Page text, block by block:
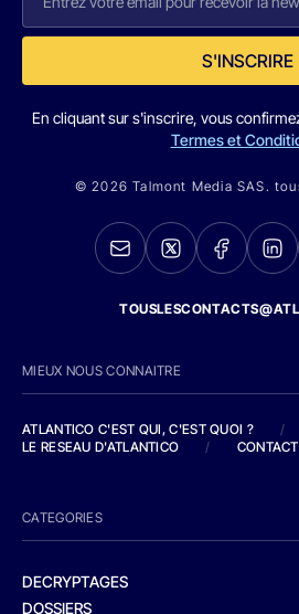
S'INSCRIRE
En cliquant sur s'inscrire, vous
Termes et
© 2026 Talmont Media SAS.
MIEUX NOUS CONNAITRE
ATLANTICO C'EST QUI, C'EST QUOI ?
/
LE RESEAU D'ATLANTICO
/ CONTACT
CATEGORIES
DECRYPTAGES
DOSSIERS